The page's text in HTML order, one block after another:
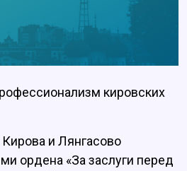
кировских
и Лянгасово
ордена «За заслуги перед